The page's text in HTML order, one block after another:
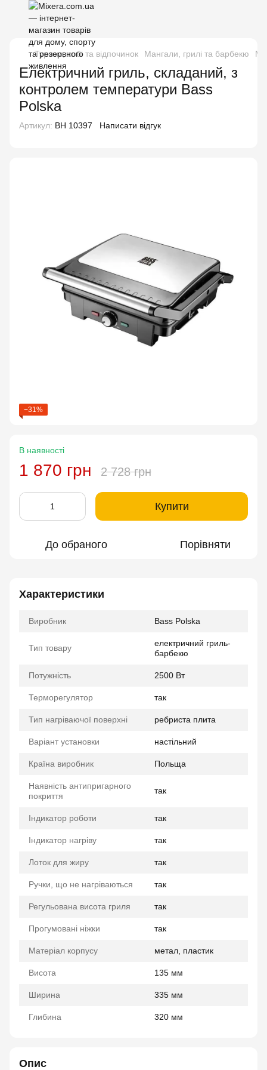
Туризм, хобі та відпочинок Мангали, грилі та барбекю
Електричний гриль, складаний, з
контролем температури Bass
Polska
Артикул: BH 10397 Написати відгук
−31%
В наявності
1 870 грн 2 728 грн
Купити
До обраного Порівняти
Характеристики
Виробник Bass Polska
Тип товару
електричний гриль-
барбекю
Потужність 2500 Вт
Терморегулятор так
Тип нагріваючої поверхні ребриста плита
Варіант установки настільний
Країна виробник Польща
Наявність антипригарного
покриття
так
Індикатор роботи так
Індикатор нагріву так
Лоток для жиру так
Ручки, що не нагріваються так
Регульована висота гриля так
Прогумовані ніжки так
Матеріал корпусу метал, пластик
Висота 135 мм
Ширина 335 мм
Глибина 320 мм
Опис